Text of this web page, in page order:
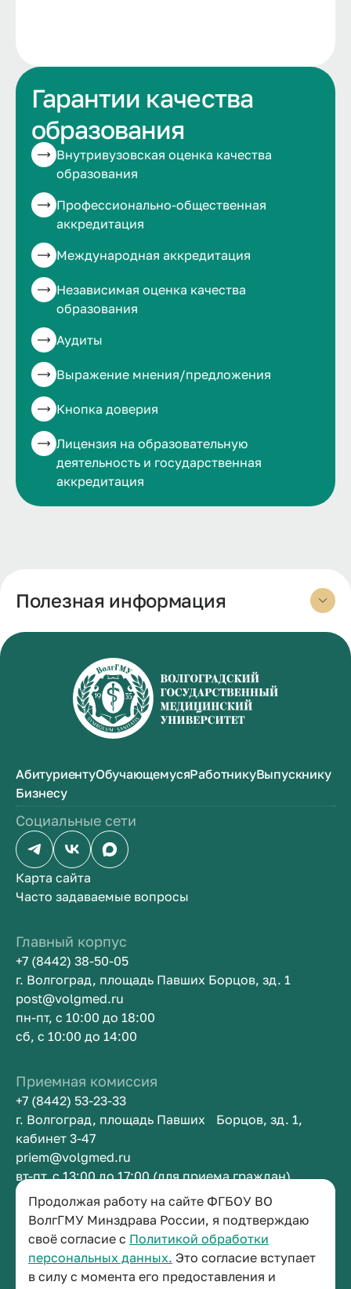
Продолжая работу на сайте ФГБОУ ВО
ВолгГМУ Минздрава России, я подтверждаю
своё согласие с Политикой обработки
персональных данных. Это согласие вступает
в силу с момента его предоставления и
Гарантии качества
образования
Внутривузовская оценка качества
образования
Профессионально-общественная
аккредитация
Международная аккредитация
Независимая оценка качества
образования
Аудиты
Выражение мнения/предложения
Кнопка доверия
Лицензия на образовательную
деятельность и государственная
аккредитация
Полезная информация
АбитуриентуОбучающемусяРаботникуВыпускнику
Бизнесу
Социальные сети
Карта сайта
Часто задаваемые вопросы
Главный корпус
+7 (8442) 38-50-05
г. Волгоград, площадь Павших Борцов, зд. 1
post@volgmed.ru
пн-пт, с 10:00 до 18:00
сб, с 10:00 до 14:00
Приемная комиссия
+7 (8442) 53-23-33
г. Волгоград, площадь Павших Борцов, зд. 1,
кабинет 3-47
priem@volgmed.ru
вт-пт, с 13:00 до 17:00 (для приема граждан)
Приемная ректора
+7 (8442) 38-50-05
г. Волгоград, площадь Павших Борцов, зд. 1,
кабинет 3-11